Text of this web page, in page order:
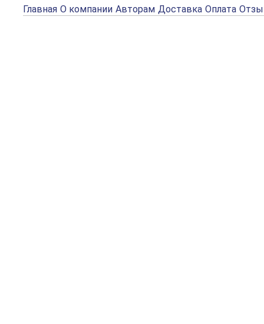
Главная О компании Авторам Доставка Оплата